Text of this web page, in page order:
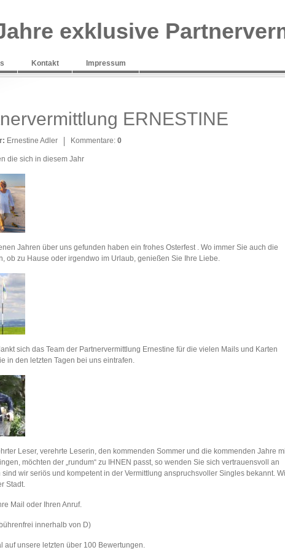
exklusive
Kontakt Impressum
ERNESTINE
Ernestine Adler Kommentare: 0
die sich in diesem Jahr
Jahren über uns gefunden haben ein frohes Osterfest . Wo immer Sie auch die
ob zu Hause oder irgendwo im Urlaub, genießen Sie Ihre Liebe.
sich das Team der Partnervermittlung Ernestine für die vielen Mails und Karten
in den letzten Tagen bei uns eintrafen.
Leser, verehrte Leserin, den kommenden Sommer und die kommenden Jahre
möchten der „rundum“ zu IHNEN passt, so wenden Sie sich vertrauensvoll an
sind wir seriös und kompetent in der Vermittlung anspruchsvoller Singles bekannt.
Stadt.
Mail oder Ihren Anruf.
innerhalb von D)
auf unsere letzten über 100 Bewertungen.